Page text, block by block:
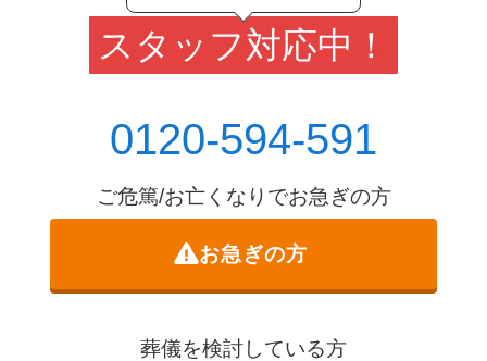
スタッフ対応中！
0120-594-591
ご危篤/お亡くなりでお急ぎの方
お急ぎの方
葬儀を検討している方